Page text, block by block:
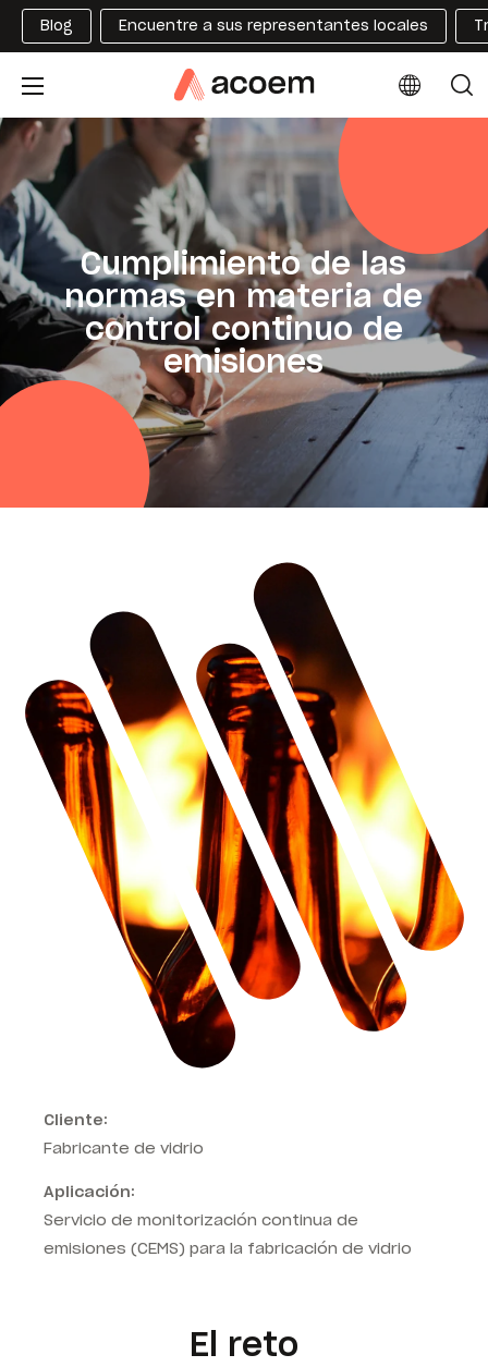
Blog Encuentre a sus representantes locales
Cumplimiento de las
normas en materia de
control continuo de
emisiones
Cliente:
Fabricante de vidrio
Aplicación:
Servicio de monitorización continua de
emisiones (CEMS) para la fabricación de vidrio
El reto